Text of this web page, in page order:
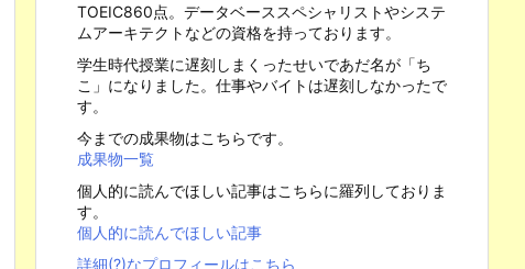
TOEIC860点。データベーススペシャリストやシステ
ムアーキテクトなどの資格を持っております。
学生時代授業に遅刻しまくったせいであだ名が「ち
こ」になりました。仕事やバイトは遅刻しなかったで
す。
今までの成果物はこちらです。
成果物一覧
個人的に読んでほしい記事はこちらに羅列しておりま
す。
個人的に読んでほしい記事
詳細(?)なプロフィールはこちら